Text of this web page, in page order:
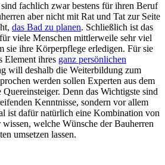
fachlich zwar bestens für ihren Beruf
aber nicht mit Rat und Tat zur Seite
das Bad zu planen. Schließlich ist das
viele Menschen mittlerweile sehr viel
sie ihre Körperpflege erledigen. Für sie
Element ihres ganz persönlichen
will deshalb die Weiterbildung zum
werden sollen Experten aus dem
Quereinsteiger. Denn das Wichtigste sind
Kenntnisse, sondern vor allem
ist dafür natürlich eine Kombination von
welche Wünsche der Bauherren
umsetzen lassen.